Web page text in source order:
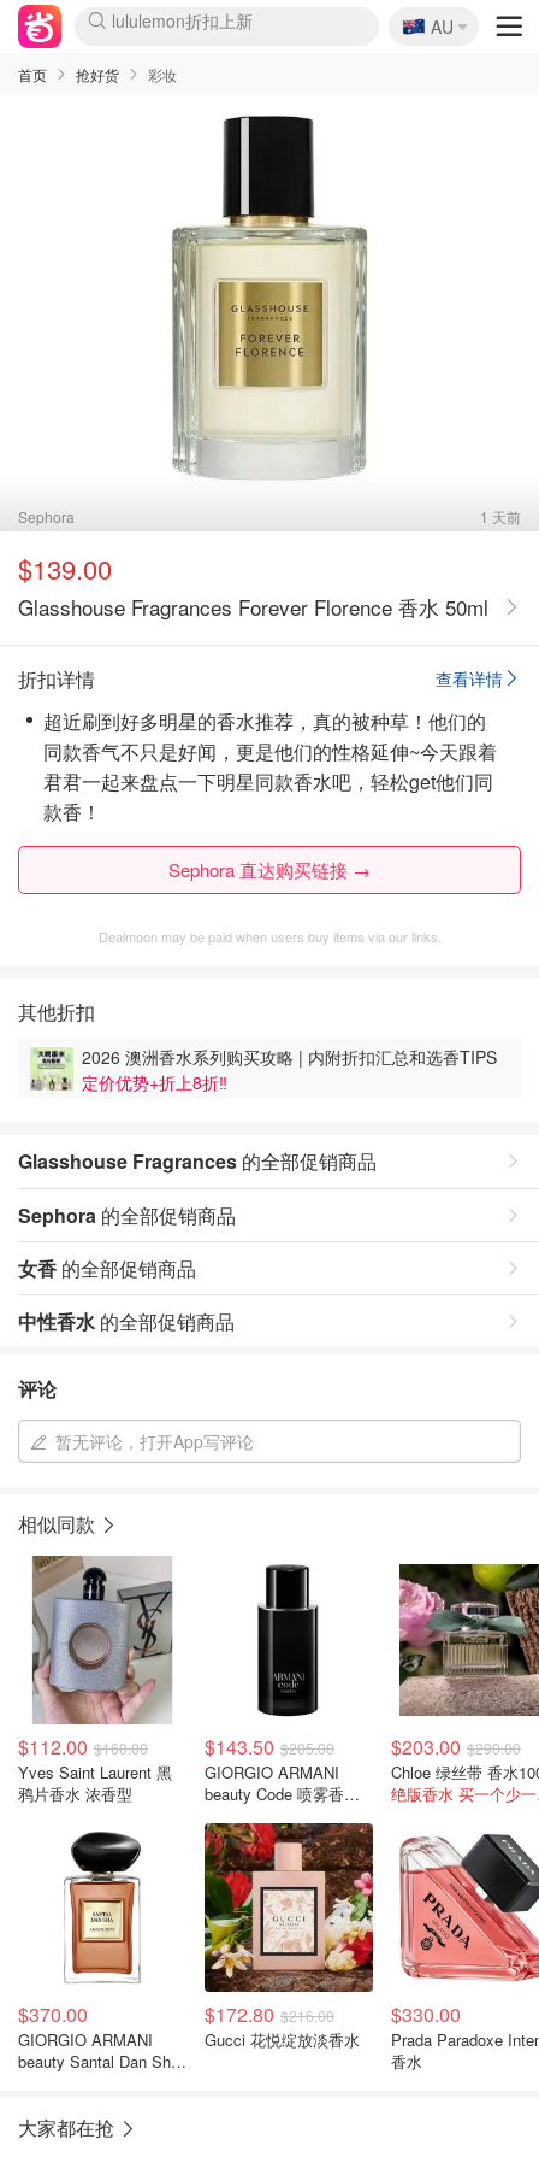
lululemon折扣上新
Sasa美妆护肤3.5折
SSENSE年中2.5折
FreshBeauty好价汇总
Cettire降价+叠9折
WWS Coles超市实拍
viagogo二手票捡漏
Myer折扣汇总
The Outnet奢牌1折起
David Jones 3折起
Flannels大牌1折
Perfumes Club护肤1折
AMIRO面罩$251
Amazon折扣汇总
eToro入金$200送$50
Amazon数码好物
ICONIC本周7.5折
ThedoubleF高奢地板价
Moose Knuckles 6折
EUFY摄像头$98
Selenichast首饰2折
Trip机票酒店促销
YSL送5件彩妆礼
Amazon家居好物
Amazon美妆护肤
雅漾大喷$8
过敏原检测盒$33
科颜氏高保湿面霜$29
SEALIFE海洋馆门票6折
丝塔芙大白罐$16
订阅Newsletter送香薰
Cult Beauty 6.8折
Harrods圣诞日历$525
LN-CC奢牌私促3折
d'Alba空姐喷雾$16
EVE LOM套装£56
Bernardelli独家4折
Adore Beauty 6折起
CT圣诞日历
Mytheresa奢品2.7折
Luxury Escapes 9折
Currentbody美容仪$881
MOON Garden Live
Roborock扫地机$649
Valentino官网5折
CR洗护套装$23
修丽可4件套$159
GANNI官网4.5折
Stylevana韩妆4折
Tessabit高奢8.5折
OGX洗发水$11
Amazon阿德莱德次日达
卡诗8.5折+赠礼
Philips Hue灯具8折
La Mer送8件礼值$529
🇦🇺
AU
首页 抢好货 彩妆
Sephora 1 天前
$139.00
Glasshouse Fragrances Forever Florence 香水 50ml
查看详情
折扣详情
超近刷到好多明星的香水推荐，真的被种草！他们的
同款香气不只是好闻，更是他们的性格延伸~今天跟着
君君一起来盘点一下明星同款香水吧，轻松get他们同
款香！
Sephora 直达购买链接 →
Dealmoon may be paid when users buy items via our links.
其他折扣
2026 澳洲香水系列购买攻略 | 内附折扣汇总和选香TIPS
定价优势+折上8折‼️
Glasshouse Fragrances 的全部促销商品
Sephora 的全部促销商品
女香 的全部促销商品
中性香水 的全部促销商品
评论
暂无评论，打开App写评论
相似同款
$112.00 $160.00
Yves Saint Laurent 黑
鸦片香水 浓香型
$143.50 $205.00
GIORGIO ARMANI
beauty Code 喷雾香水
$203.00 $290.00
$370.00
GIORGIO ARMANI
beauty Santal Dan Sha
$172.80 $216.00
Gucci 花悦绽放淡香水
$330.00
Prada Paradoxe
香水
大家都在抢